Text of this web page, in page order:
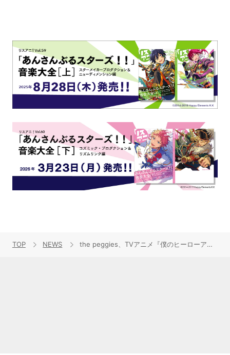
TOP NEWS the peggies、TVアニメ『僕のヒーローアカデミア』第5期EDテーマ「足跡」Teaser Videoを公開！